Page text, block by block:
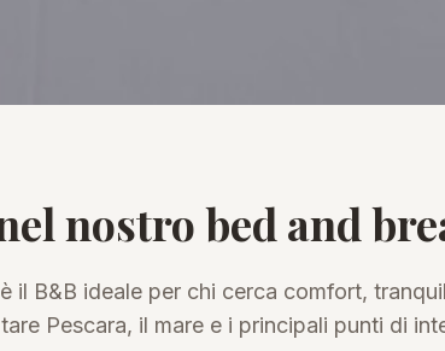
nostro bed and
il B&B ideale per chi cerca comfort,
Pescara, il mare e i principali punti di